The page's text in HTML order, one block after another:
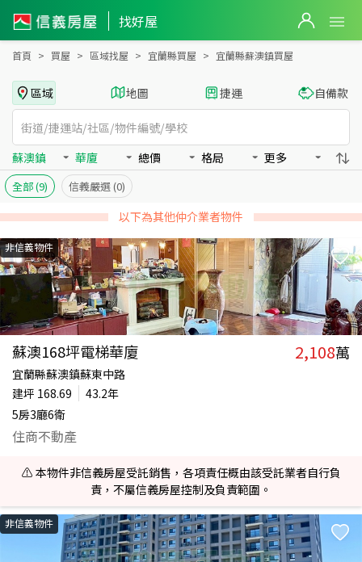
找好屋
宜蘭縣蘇澳鎮買房：華廈房屋物件出售、房價分析
首頁 買屋 區域找屋 宜蘭縣買屋 宜蘭縣蘇澳鎮買屋
區域 地圖 捷運 自備款
蘇澳鎮 華廈 總價 格局 更多
全部(9) 信義嚴選 (0)
以下為其他仲介業者物件
非信義物件
蘇澳168坪電梯華廈 2,108萬
宜蘭縣蘇澳鎮蘇東中路
建坪 168.69
43.2年
5房3廳6衛
住商不動產
⚠️ 本物件非信義房屋受託銷售，各項責任概由該受託業者自行負
責，不屬信義房屋控制及負責範圍。
非信義物件